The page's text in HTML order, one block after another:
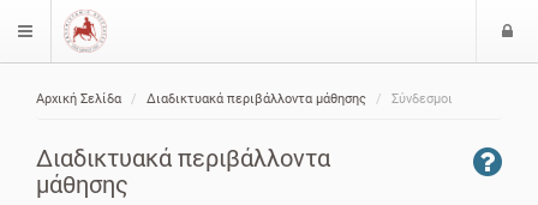
$langMenu
Αρχική Σελίδα Διαδικτυακά περιβάλλοντα μάθησης Σύνδεσμοι
Διαδικτυακά περιβάλλοντα
μάθησης